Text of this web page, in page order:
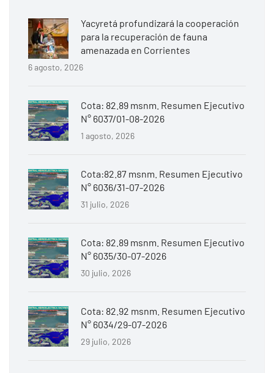
Yacyretá profundizará la cooperación
para la recuperación de fauna
amenazada en Corrientes
6 agosto, 2026
Cota: 82.89 msnm. Resumen Ejecutivo
N° 6037/01-08-2026
1 agosto, 2026
Cota:82.87 msnm. Resumen Ejecutivo
N° 6036/31-07-2026
31 julio, 2026
Cota: 82.89 msnm. Resumen Ejecutivo
N° 6035/30-07-2026
30 julio, 2026
Cota: 82.92 msnm. Resumen Ejecutivo
N° 6034/29-07-2026
29 julio, 2026